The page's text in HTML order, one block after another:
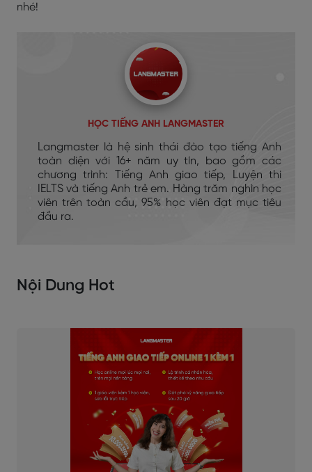
nhé!
HỌC TIẾNG ANH LANGMASTER
Langmaster là hệ sinh thái đào tạo tiếng Anh
toàn diện với 16+ năm uy tín, bao gồm các
chương trình: Tiếng Anh giao tiếp, Luyện thi
IELTS và tiếng Anh trẻ em. Hàng trăm nghìn học
viên trên toàn cầu, 95% học viên đạt mục tiêu
đầu ra.
Nội Dung Hot